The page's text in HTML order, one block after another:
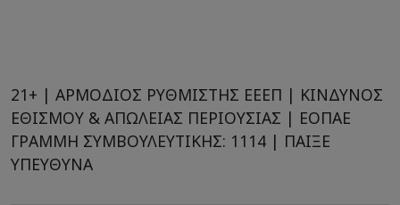
21+ | ΑΡΜΟΔΙΟΣ ΡΥΘΜΙΣΤΗΣ ΕΕΕΠ | ΚΙΝΔΥΝΟΣ
ΕΘΙΣΜΟΥ & ΑΠΩΛΕΙΑΣ ΠΕΡΙΟΥΣΙΑΣ | ΕΟΠΑΕ
ΓΡΑΜΜΗ ΣΥΜΒΟΥΛΕΥΤΙΚΗΣ: 1114 | ΠΑΙΞΕ
ΥΠΕΥΘΥΝΑ